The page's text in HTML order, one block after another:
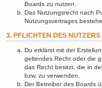
Boards zu nutzen.
Das Nutzungsrecht nach
Nutzungsvertrages
3. PFLICHTEN DES NUTZERS
Du erklärst mit der
geltendes Recht oder die
das Recht besitzt, die in
bzw. zu verwenden.
Der Betreiber des Boards